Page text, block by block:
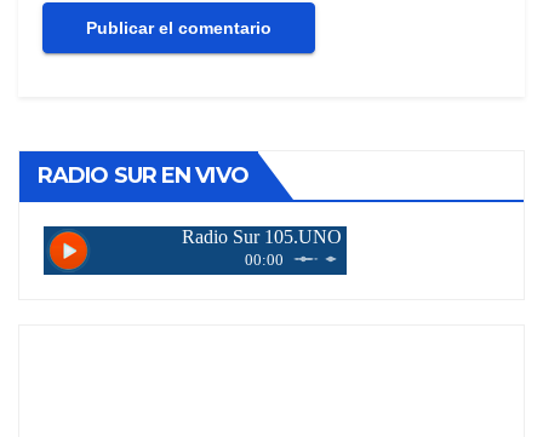
RADIO SUR EN VIVO